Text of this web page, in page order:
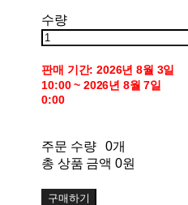
수량
판매 기간: 2026년 8월 3일
10:00 ~ 2026년 8월 7일
0:00
주문 수량
0개
총 상품 금액 0원
구매하기